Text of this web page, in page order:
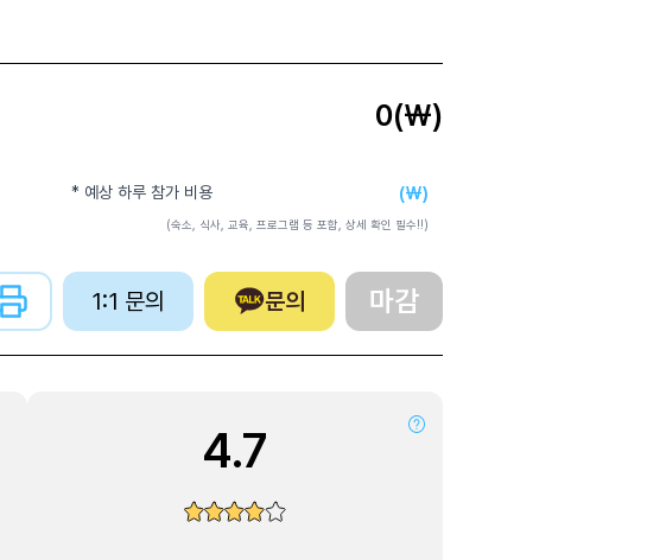
0(₩)
* 예상 하루 참가 비용 (₩)
(숙소, 식사, 교육, 프로그램 등 포함, 상세 확인 필수!!)
1:1 문의 문의 마감
4.7